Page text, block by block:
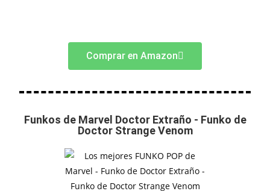
Comprar en Amazon
Funkos de Marvel Doctor Extraño - Funko de
Doctor Strange Venom